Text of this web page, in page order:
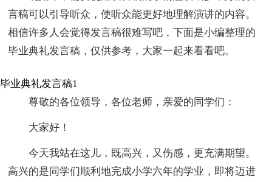
言稿可以引导听众，使听众能更好地理解演讲的内容。
相信许多人会觉得发言稿很难写吧，下面是小编整理的
毕业典礼发言稿，仅供参考，大家一起来看看吧。
毕业典礼发言稿1
尊敬的各位领导，各位老师，亲爱的同学们：
大家好！
今天我站在这儿，既高兴，又伤感，更充满期望。
高兴的是同学们顺利地完成小学六年的学业，即将迈进